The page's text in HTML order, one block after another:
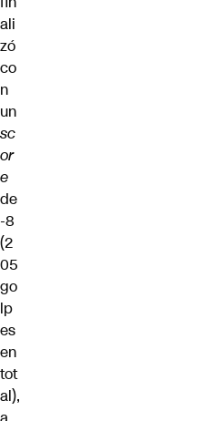
ali
zó
co
n
un
sc
or
e
de
-8
(2
05
go
lp
es
en
tot
al),